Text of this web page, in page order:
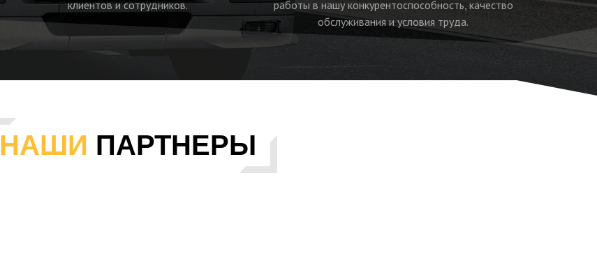
клиентов и сотрудников.
работы в нашу конкурентоспособность, качество
обслуживания и условия труда.
НАШИ ПАРТНЕРЫ